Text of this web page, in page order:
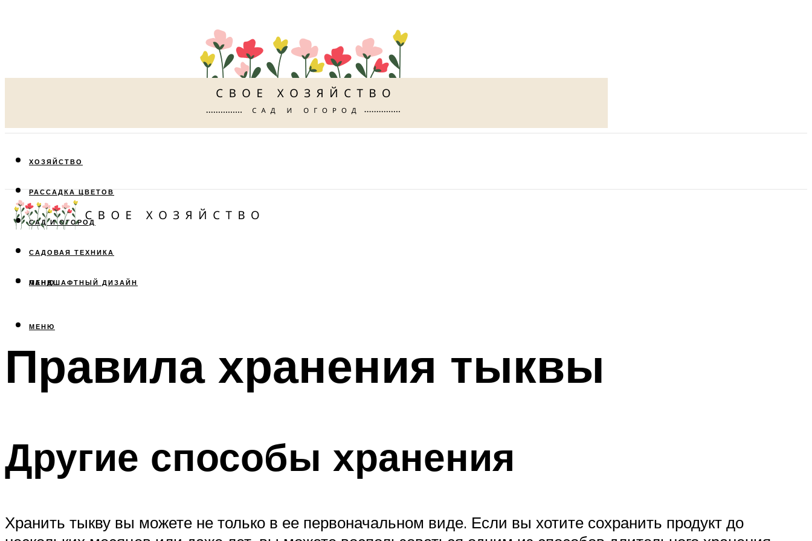
ХОЗЯЙСТВО
РАССАДКА ЦВЕТОВ
САД И ОГОРОД
САДОВАЯ ТЕХНИКА
ЛАНДШАФТНЫЙ ДИЗАЙН
МЕНЮ
МЕНЮ
Правила хранения тыквы
Другие способы хранения
Хранить тыкву вы можете не только в ее первоначальном виде. Если вы хотите сохранить продукт до